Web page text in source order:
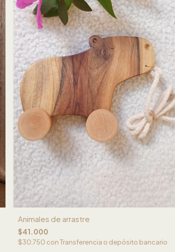
Animales de arrastre
$41.000
$30.750 con Transferencia o depósito bancario